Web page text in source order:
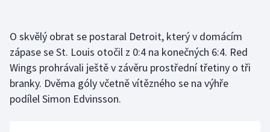
O skvělý obrat se postaral Detroit, který v domácím
zápase se St. Louis otočil z 0:4 na konečných 6:4. Red
Wings prohrávali ještě v závěru prostřední třetiny o tři
branky. Dvěma góly včetně vítězného se na výhře
podílel Simon Edvinsson.